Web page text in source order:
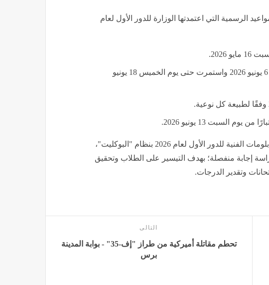
الرسمية التي اعتمدتها الوزارة للدور الأول لعام
2026.
​الامتحانات التحريرية: انطلقت يوم السبت 6 يونيو 2026 واستمرت حتى يوم الخميس 18 يونيو
السبت 13 يونيو 2026.
وعُقدت جميع الامتحانات التحريرية لطلاب الدبلومات الفنية للدور الأول لعام 2026 بنظام "البوكليت"،
إجابة منفصلة؛ بهدف التيسير على الطلاب وتحقيق
وتقدير الدرجات.
التالى
تحطم مقاتلة أميركية من طراز "إف-35" - بوابة المدينة
برس